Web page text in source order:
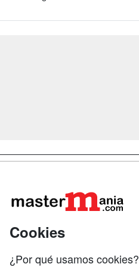
Cookies
¿Por qué usamos cookies?